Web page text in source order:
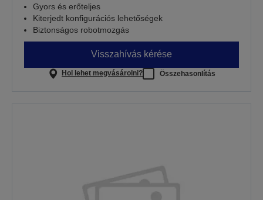
Gyors és erőteljes
Kiterjedt konfigurációs lehetőségek
Biztonságos robotmozgás
Visszahívás kérése
Hol lehet megvásárolni? Összehasonlítás